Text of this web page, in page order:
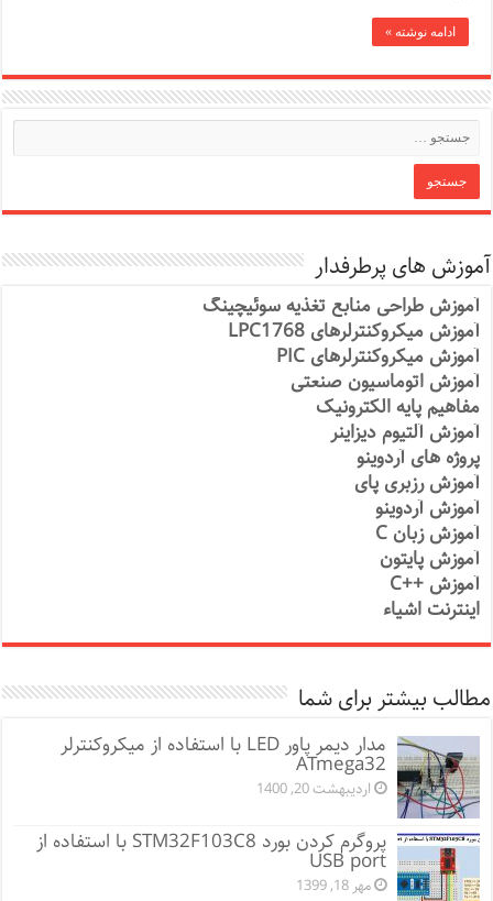
ادامه نوشته »
آموزش های پرطرفدار
آموزش طراحی منابع تغذیه سوئیچینگ
آموزش میکروکنترلرهای LPC1768
آموزش میکروکنترلرهای PIC
آموزش اتوماسیون صنعتی
مفاهیم پایه الکترونیک
آموزش آلتیوم دیزاینر
پروژه های آردوینو
آموزش رزبری پای
آموزش آردوینو
آموزش زبان C
آموزش پایتون
آموزش ++C
اینترنت اشیاء
مطالب بیشتر برای شما
مدار دیمر پاور LED با استفاده از میکروکنترلر
ATmega32
اردیبهشت 20, 1400
پروگرم کردن بورد STM32F103C8 با استفاده از
USB port
مهر 18, 1399